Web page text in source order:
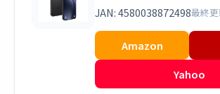
JAN: 4580038872498最終
Amazon
Yahoo